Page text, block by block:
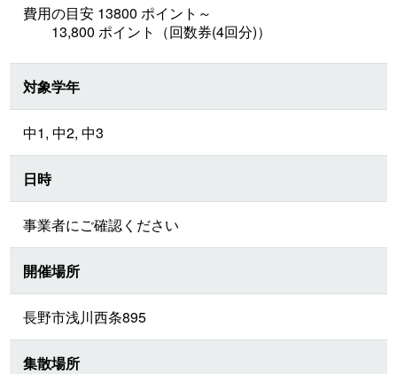
費用の目安 13800 ポイント～
13,800 ポイント（回数券(4回分)）
対象学年
中1, 中2, 中3
日時
事業者にご確認ください
開催場所
長野市浅川西条895
集散場所